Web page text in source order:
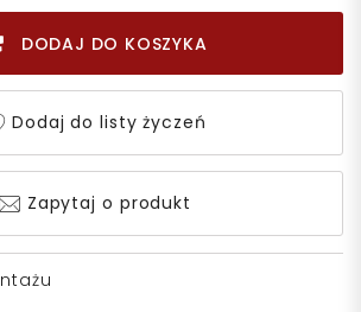
DODAJ DO KOSZYKA
Dodaj do listy życzeń
Zapytaj o produkt